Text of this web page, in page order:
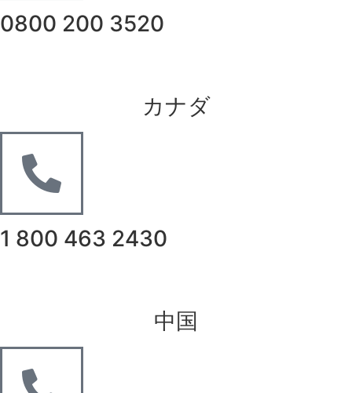
0800 200 3520
カナダ
1 800 463 2430
中国